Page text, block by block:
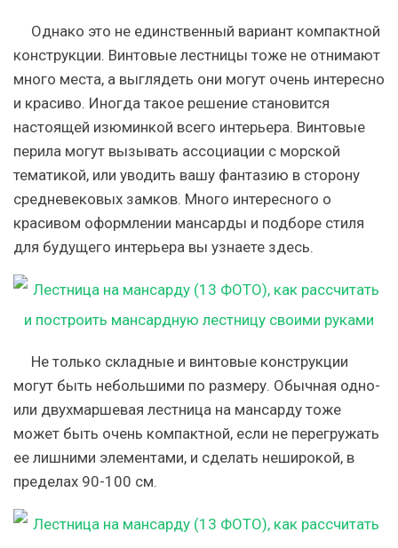
Однако это не единственный вариант компактной
конструкции. Винтовые лестницы тоже не отнимают
много места, а выглядеть они могут очень интересно
и красиво. Иногда такое решение становится
настоящей изюминкой всего интерьера. Винтовые
перила могут вызывать ассоциации с морской
тематикой, или уводить вашу фантазию в сторону
средневековых замков. Много интересного о
красивом оформлении мансарды и подборе стиля
для будущего интерьера вы узнаете здесь.
Не только складные и винтовые конструкции
могут быть небольшими по размеру. Обычная одно-
или двухмаршевая лестница на мансарду тоже
может быть очень компактной, если не перегружать
ее лишними элементами, и сделать неширокой, в
пределах 90-100 см.